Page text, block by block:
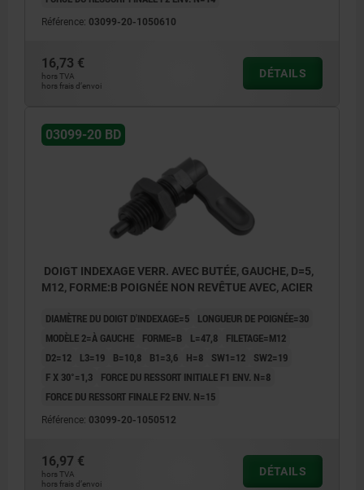
Référence: 03099-20-1050610
16,73 €
hors TVA
hors frais d’envoi
DÉTAILS
03099-20 BD
DOIGT INDEXAGE VERR. AVEC BUTÉE, GAUCHE, D=5,
M12, FORME:B POIGNÉE NON REVÊTUE AVEC, ACIER
DIAMÈTRE DU DOIGT D'INDEXAGE=5
LONGUEUR DE POIGNÉE=30
MODÈLE 2=À GAUCHE
FORME=B L=47,8
FILETAGE=M12
D2=12
L3=19 B=10,8 B1=3,6 H=8 SW1=12
SW2=19
F X 30°=1,3
FORCE DU RESSORT INITIALE F1 ENV. N=8
FORCE DU RESSORT FINALE F2 ENV. N=15
Référence: 03099-20-1050512
16,97 €
hors TVA
hors frais d’envoi
DÉTAILS